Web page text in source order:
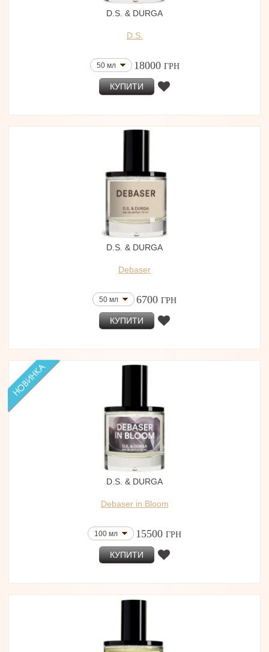
D.S. & DURGA
D.S.
50 мл 18000 ГРН
КУПИТИ
D.S. & DURGA
Debaser
50 мл 6700 ГРН
КУПИТИ
D.S. & DURGA
Debaser in Bloom
100 мл 15500 ГРН
КУПИТИ